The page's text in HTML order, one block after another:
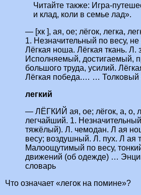
Читайте также: Игра-
и клад, коли в семье лад».
— [хк ], ая, ое; лёгок, легка,
1. Незначительный по весу,
Лёгкая ноша. Лёгкая ткань. Л.
Исполняемый, достигаемый,
большого труда, усилий.
Лёгкая победа.… … Толковый
легкий
— ЛЁГКИЙ ая, ое; лёгок, а, о,
легчайший. 1.
тяжёлый). Л. чемодан. Л ая
весу; воздушный. Л. пух. Л ая
Малоощутимый по весу,
движений (об одежде) …
словарь
Что означает «легок на помине»?